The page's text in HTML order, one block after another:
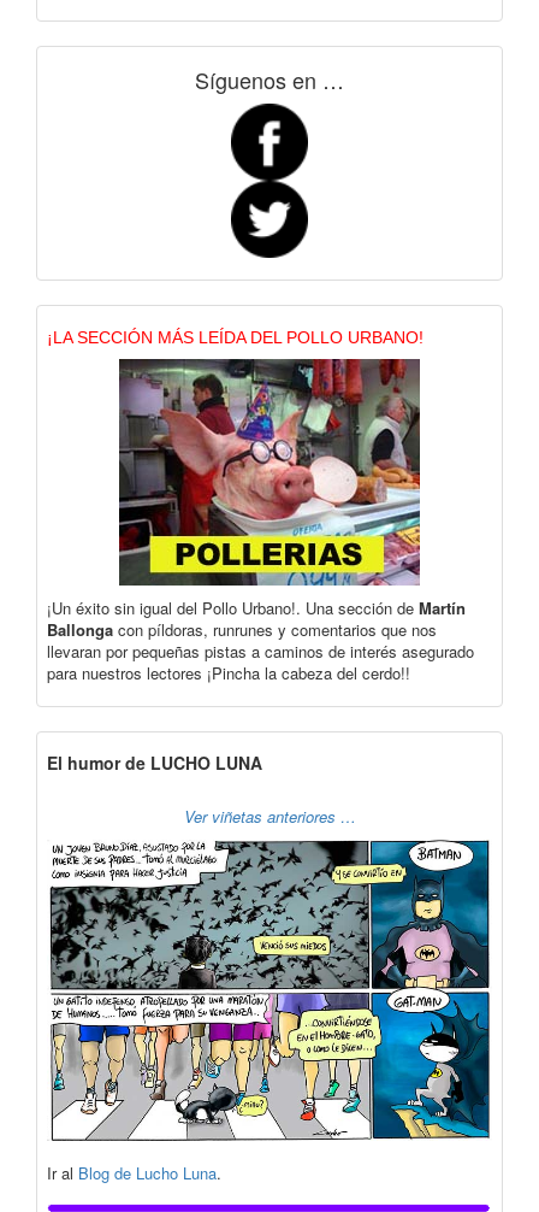
Síguenos en …
¡LA SECCIÓN MÁS LEÍDA DEL POLLO URBANO!
¡Un éxito sin igual del Pollo Urbano!. Una sección de Martín
Ballonga con píldoras, runrunes y comentarios que nos
llevaran por pequeñas pistas a caminos de interés asegurado
para nuestros lectores ¡Pincha la cabeza del cerdo!!
El humor de LUCHO LUNA
Ver viñetas anteriores …
Ir al Blog de Lucho Luna.